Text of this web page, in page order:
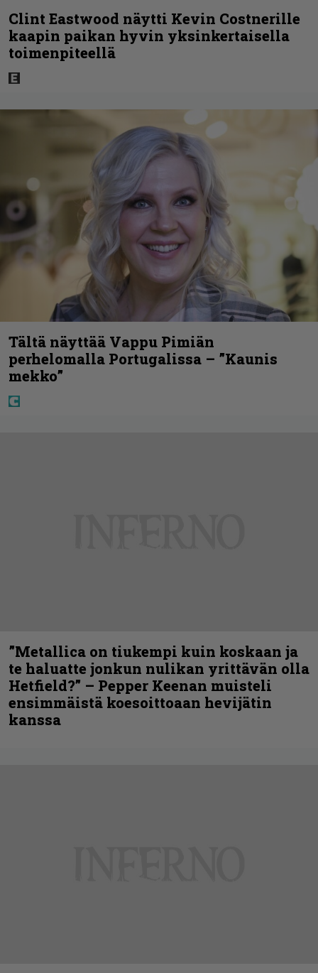
Clint Eastwood näytti Kevin Costnerille
kaapin paikan hyvin yksinkertaisella
toimenpiteellä
Tältä näyttää Vappu Pimiän
perhelomalla Portugalissa – ”Kaunis
mekko”
”Metallica on tiukempi kuin koskaan ja
te haluatte jonkun nulikan yrittävän olla
Hetfield?” – Pepper Keenan muisteli
ensimmäistä koesoittoaan hevijätin
kanssa